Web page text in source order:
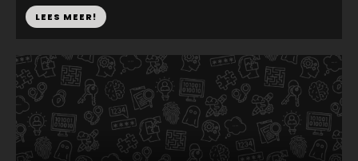
LEES MEER!